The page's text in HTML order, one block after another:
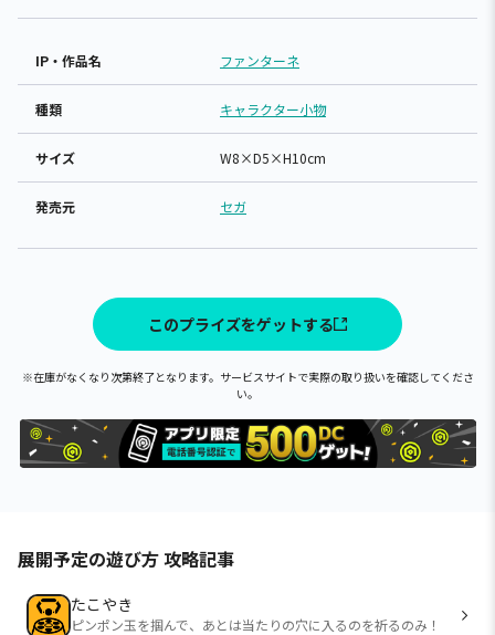
IP・作品名 ファンターネ
種類 キャラクター小物
サイズ W8×D5×H10cm
発売元 セガ
このプライズをゲットする
※在庫がなくなり次第終了となります。サービスサイトで実際の取り扱いを確認してくださ
い。
展開予定の遊び方 攻略記事
たこやき
ピンポン玉を掴んで、あとは当たりの穴に入るのを祈るのみ！